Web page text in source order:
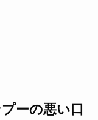
ーの悪い口